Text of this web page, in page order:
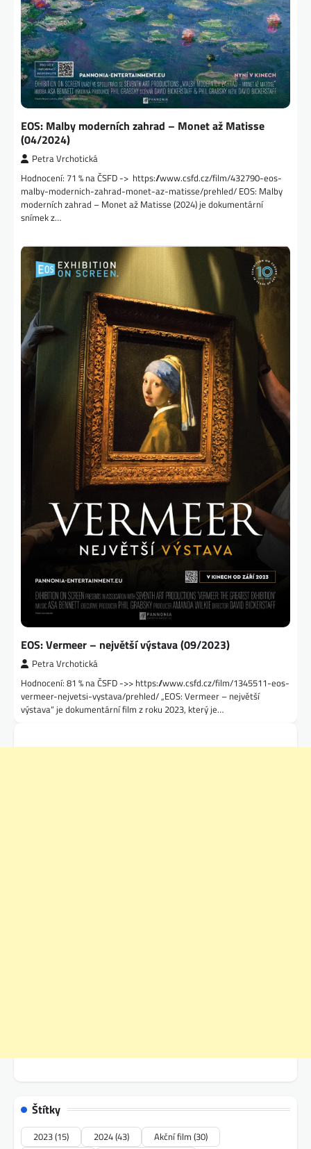
EOS: Malby moderních zahrad – Monet až Matisse
(04/2024)
Petra Vrchotická
Hodnocení: 71 % na ČSFD -> https://www.csfd.cz/film/432790-eos-
malby-modernich-zahrad-monet-az-matisse/prehled/ EOS: Malby
moderních zahrad – Monet až Matisse (2024) je dokumentární
snímek z…
EOS: Vermeer – největší výstava (09/2023)
Petra Vrchotická
Hodnocení: 81 % na ČSFD ->> https://www.csfd.cz/film/1345511-eos-
vermeer-nejvetsi-vystava/prehled/ „EOS: Vermeer – největší
výstava“ je dokumentární film z roku 2023, který je…
Štítky
2023(15) 2024(43) Akční film (30)